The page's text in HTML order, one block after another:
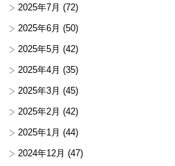
2025年7月 (72)
2025年6月 (50)
2025年5月 (42)
2025年4月 (35)
2025年3月 (45)
2025年2月 (42)
2025年1月 (44)
2024年12月 (47)